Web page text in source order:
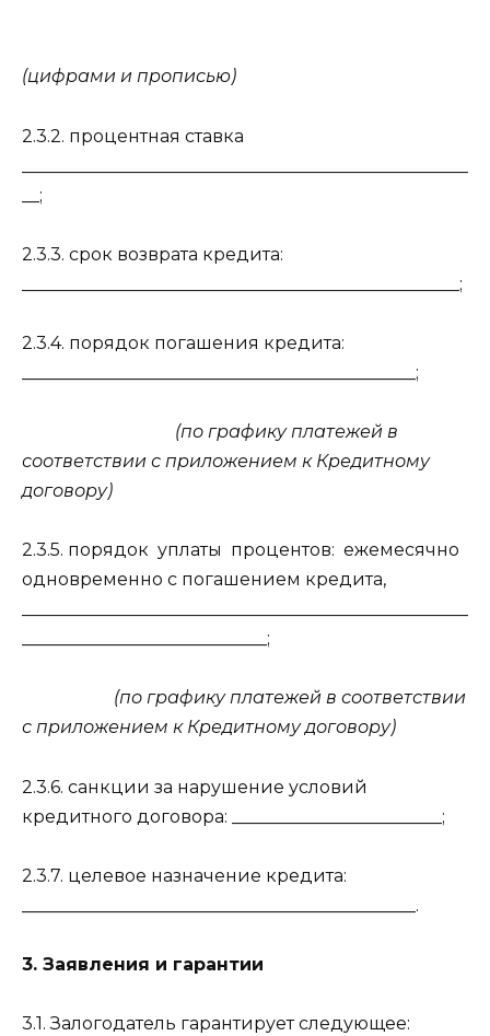
(цифрами и прописью)
2.3.2. процентная ставка
__;
2.3.3. срок возврата кредита:
__________________________________________________;
2.3.4. порядок погашения кредита:
_____________________________________________;
(по графику платежей в
соответствии с приложением к Кредитному
договору)
2.3.5. порядок уплаты процентов: ежемесячно
одновременно с погашением кредита,
____________________________;
(по графику платежей в соответствии
с приложением к Кредитному договору)
2.3.6. санкции за нарушение условий
кредитного договора: ________________________;
2.3.7. целевое назначение кредита:
_____________________________________________.
3. Заявления и гарантии
3.1. Залогодатель гарантирует следующее: